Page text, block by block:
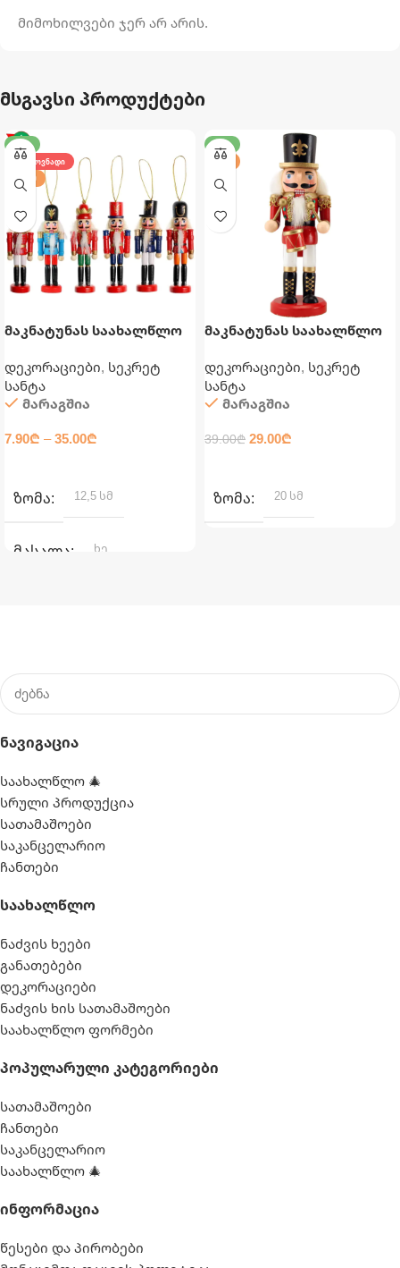
მიმოხილვები ჯერ არ არის.
მსგავსი პროდუქტები
-26%
ᲛᲝᲗᲮᲝᲕᲜᲐᲓᲘ
12,5 ᲡᲛ
მაკნატუნას საახალწლო
დეკორაციები, სეკრეტ
სანტა
მარაგშია
7.90₾ – 35.00₾
ᲖᲝᲛᲐ 12,5 სმ
ᲛᲐᲡᲐᲚᲐ ხე
-26%
20 ᲡᲛ
მაკნატუნას საახალწლო
დეკორაციები, სეკრეტ
სანტა
მარაგშია
39.00₾ 29.00₾
ᲖᲝᲛᲐ 20 სმ
Ნავიგაცია
საახალწლო 🎄
სრული პროდუქცია
სათამაშოები
საკანცელარიო
ჩანთები
Საახალწლო
ნაძვის ხეები
განათებები
დეკორაციები
ნაძვის ხის სათამაშოები
საახალწლო ფორმები
Პოპულარული Კატეგორიები
სათამაშოები
ჩანთები
საკანცელარიო
საახალწლო 🎄
Ინფორმაცია
წესები და პირობები